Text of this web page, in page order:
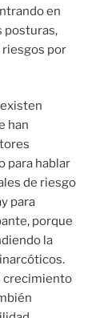
en
posturas,
riesgos por
han
para hablar
de riesgo
para
porque
la
crecimiento